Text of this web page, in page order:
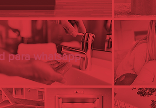
para whatsapp